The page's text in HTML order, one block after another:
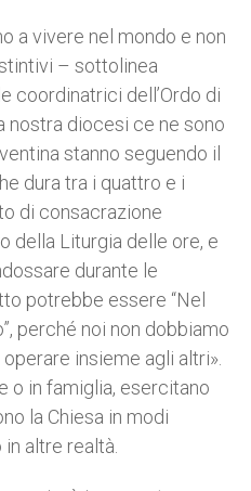
a vivere nel mondo e non
– sottolinea
coordinatrici dell’Ordo di
nostra diocesi ce ne sono
stanno seguendo il
dura tra i quattro e i
di consacrazione
della Liturgia delle ore, e
durante le
potrebbe essere “Nel
perché noi non dobbiamo
insieme agli altri».
o in famiglia, esercitano
la Chiesa in modi
altre realtà.